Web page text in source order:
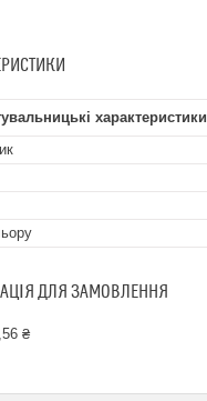
характеристики
ДЛЯ ЗАМОВЛЕННЯ
₴